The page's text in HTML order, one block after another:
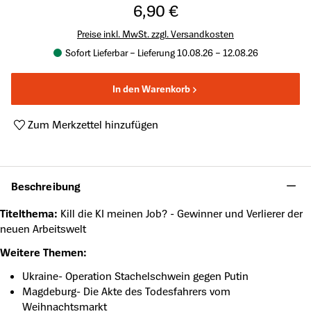
6,90 €
Preise inkl. MwSt. zzgl. Versandkosten
Sofort Lieferbar – Lieferung 10.08.26 – 12.08.26
In den Warenkorb
Zum Merkzettel hinzufügen
Beschreibung
Titelthema: Kill die KI meinen Job? - Gewinner und Verlierer der
neuen Arbeitswelt
Weitere Themen:
Ukraine- Operation Stachelschwein gegen Putin
Magdeburg- Die Akte des Todesfahrers vom
Weihnachtsmarkt